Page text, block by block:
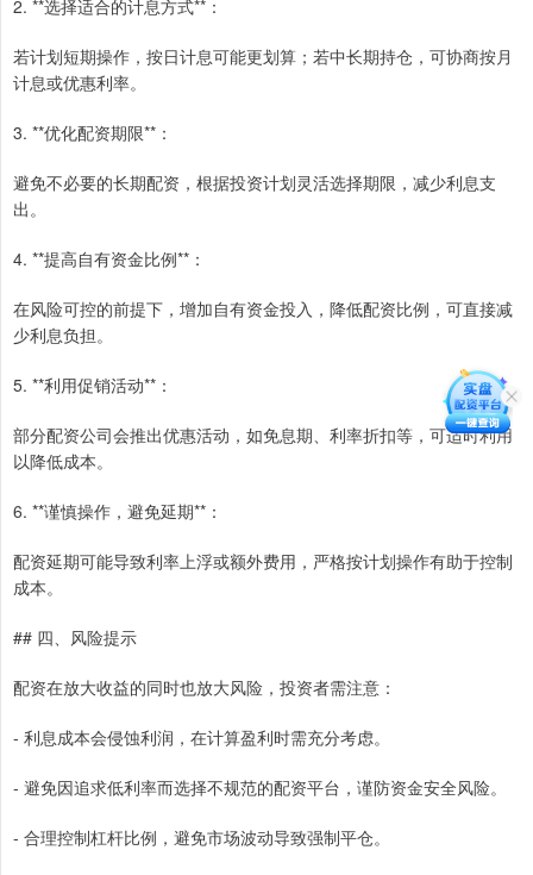
2. **选择适合的计息方式**：
若计划短期操作，按日计息可能更划算；若中长期持仓，可协商按月
计息或优惠利率。
3. **优化配资期限**：
避免不必要的长期配资，根据投资计划灵活选择期限，减少利息支
出。
4. **提高自有资金比例**：
在风险可控的前提下，增加自有资金投入，降低配资比例，可直接减
少利息负担。
5. **利用促销活动**：
部分配资公司会推出优惠活动，如免息期、利率折扣等，可适时利用
以降低成本。
6. **谨慎操作，避免延期**：
配资延期可能导致利率上浮或额外费用，严格按计划操作有助于控制
成本。
## 四、风险提示
配资在放大收益的同时也放大风险，投资者需注意：
- 利息成本会侵蚀利润，在计算盈利时需充分考虑。
- 避免因追求低利率而选择不规范的配资平台，谨防资金安全风险。
- 合理控制杠杆比例，避免市场波动导致强制平仓。